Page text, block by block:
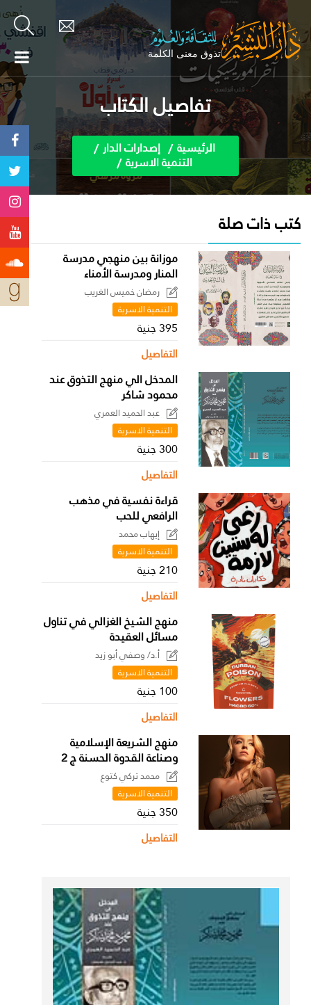
تفاصيل الكتاب
الرئيسية إصدارات الدار
التنمية الاسرية
كتب ذات صلة
موزانة بين منهجي مدرسة
المنار ومدرسة الأمناء
رمضان خميس الغريب
التنمية الاسرية
395 جنية
التفاصيل
المدخل الي منهج التذوق عند
محمود شاكر
عبد الحميد العمري
التنمية الاسرية
300 جنية
التفاصيل
قراءة نفسية في مذهب
الرافعي للحب
إيهاب محمد
التنمية الاسرية
210 جنية
التفاصيل
منهج الشيخ الغزالي في تناول
مسائل العقيدة
أ.د/ وصفي أبو زيد
التنمية الاسرية
100 جنية
التفاصيل
منهج الشريعة الإسلامية
وصناعة القدوة الحسنة ج 2
محمد تركي كتوع
التنمية الاسرية
350 جنية
التفاصيل